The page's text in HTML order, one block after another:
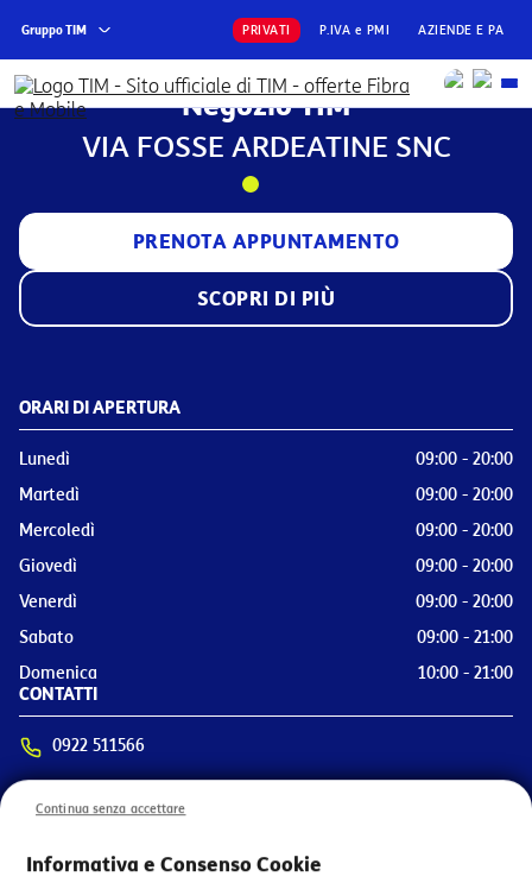
Gruppo TIM PRIVATI P.IVA e PMI AZIENDE E PA
Negozio TIM
VIA FOSSE ARDEATINE SNC
PRENOTA APPUNTAMENTO
SCOPRI DI PIÙ
ORARI DI APERTURA
Lunedì
09:00 - 20:00
Martedì
09:00 - 20:00
Mercoledì
09:00 - 20:00
Giovedì
09:00 - 20:00
Venerdì
09:00 - 20:00
Sabato
09:00 - 21:00
Domenica
10:00 - 21:00
CONTATTI
0922 511566
Informativa e Consenso Cookie
Continua senza accettare